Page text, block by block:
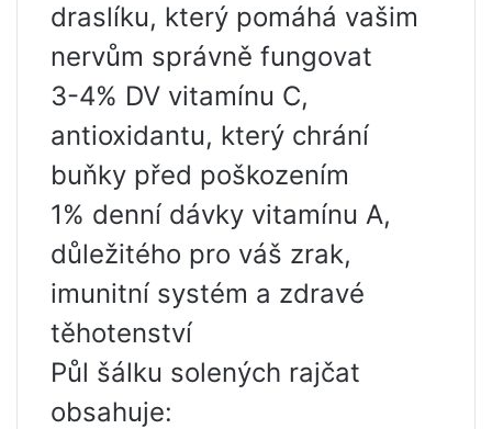
draslíku, který pomáhá vašim
nervům správně fungovat
3-4% DV vitamínu C,
antioxidantu, který chrání
buňky před poškozením
1% denní dávky vitamínu A,
důležitého pro váš zrak,
imunitní systém a zdravé
těhotenství
Půl šálku solených rajčat
obsahuje: